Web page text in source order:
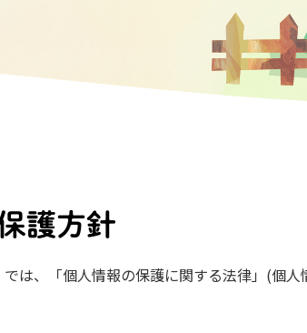
護方針
は、「個人情報の保護に関する法律」(個